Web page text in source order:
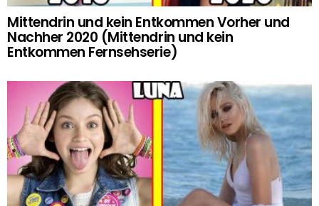
Mittendrin und kein Entkommen Vorher und
Nachher 2020 (Mittendrin und kein
Entkommen Fernsehserie)